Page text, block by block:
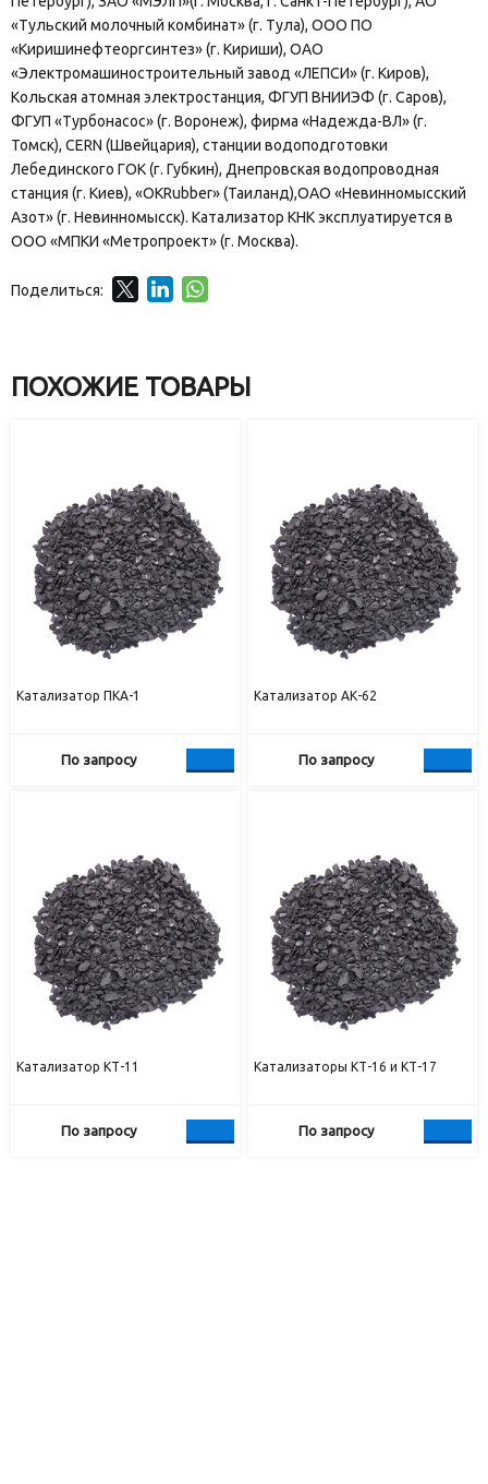
«Тульский молочный комбинат» (г. Тула), ООО ПО
«Киришинефтеоргсинтез» (г. Кириши), ОАО
«Электромашиностроительный завод «ЛЕПСИ» (г. Киров),
Кольская атомная электростанция, ФГУП ВНИИЭФ (г. Саров),
ФГУП «Турбонасос» (г. Воронеж), фирма «Надежда-ВЛ» (г.
Томск), CERN (Швейцария), станции водоподготовки
Лебединского ГОК (г. Губкин), Днепровская водопроводная
станция (г. Киев), «OKRubber» (Таиланд),ОАО «Невинномысский
Азот» (г. Невинномысск). Катализатор КНК эксплуатируется в
ООО «МПКИ «Метропроект» (г. Москва).
Поделиться:
ПОХОЖИЕ ТОВАРЫ
Катализатор ПКА-1
По запросу
Катализатор АК-62
По запросу
Катализатор КТ-11
По запросу
Катализаторы КТ-16 и КТ-17
По запросу